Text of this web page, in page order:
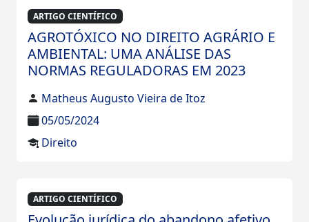
ARTIGO CIENTÍFICO
AGROTÓXICO NO DIREITO AGRÁRIO E
AMBIENTAL: UMA ANÁLISE DAS
NORMAS REGULADORAS EM 2023
Matheus Augusto Vieira de Itoz
05/05/2024
Direito
ARTIGO CIENTÍFICO